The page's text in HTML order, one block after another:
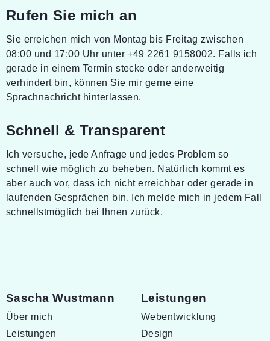
Rufen Sie mich an
Sie erreichen mich von Montag bis Freitag zwischen
08:00 und 17:00 Uhr unter+49 2261 9158002. Falls ich
gerade in einem Termin stecke oder anderweitig
verhindert bin, können Sie mir gerne eine
Sprachnachricht hinterlassen.
Schnell & Transparent
Ich versuche, jede Anfrage und jedes Problem so
schnell wie möglich zu beheben. Natürlich kommt es
aber auch vor, dass ich nicht erreichbar oder gerade in
laufenden Gesprächen bin. Ich melde mich in jedem Fall
schnellstmöglich bei Ihnen zurück.
Sascha Wustmann
Navigation überspringen
Über mich
Leistungen
Leistungen
Navigation überspringen
Webentwicklung
Design